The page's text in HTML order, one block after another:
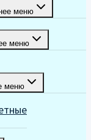
меню
меню
меню